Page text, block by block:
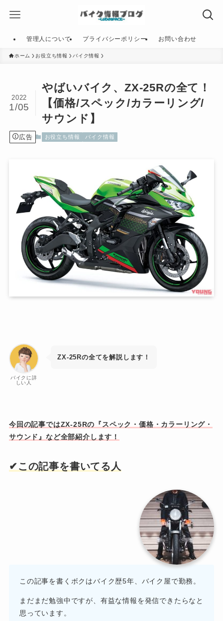
管理人について プライバシーポリシー お問い合わせ
ホーム お役立ち情報 バイク情報
やばいバイク、ZX-25Rの全て！
【価格/スペック/カラーリング/
サウンド】
2022
1/05
広告 お役立ち情報 バイク情報
バイクに詳
しい人
ZX-25Rの全てを解説します！
今回の記事ではZX-25Rの『スペック・価格・カラーリング・
サウンド』など全部紹介します！
✔︎この記事を書いてる人
この記事を書くボクはバイク歴5年、バイク屋で勤務。
まだまだ勉強中ですが、有益な情報を発信できたらなと
思っています。